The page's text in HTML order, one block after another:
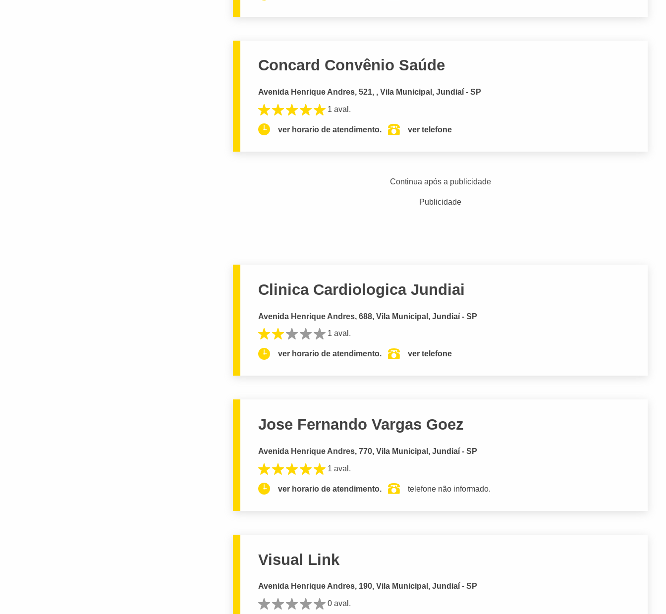
Concard Convênio Saúde
Avenida Henrique Andres, 521, , Vila Municipal, Jundiaí - SP
1 aval.
ver horario de atendimento. ver telefone
Continua após a publicidade
Publicidade
Clinica Cardiologica Jundiai
Avenida Henrique Andres, 688, Vila Municipal, Jundiaí - SP
1 aval.
ver horario de atendimento. ver telefone
Jose Fernando Vargas Goez
Avenida Henrique Andres, 770, Vila Municipal, Jundiaí - SP
1 aval.
ver horario de atendimento. telefone não informado.
Visual Link
Avenida Henrique Andres, 190, Vila Municipal, Jundiaí - SP
0 aval.